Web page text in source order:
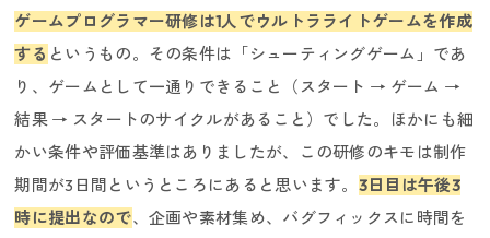
ゲームプログラマー研修は1人でウルトラライトゲームを作成
する というもの。その条件は「シューティングゲーム」であ
り、ゲームとして一通りできること（スタート → ゲーム →
結果 → スタートのサイクルがあること）でした。ほかにも細
かい条件や評価基準はありましたが、この研修のキモは制作
期間が3日間というところにあると思います。 3日目は午後3
時に提出なので、企画や素材集め、バグフィックスに時間を